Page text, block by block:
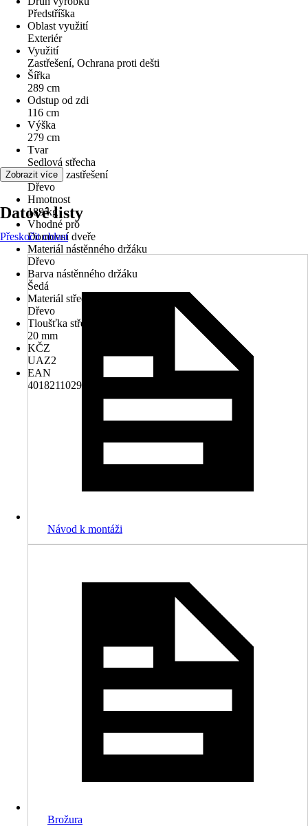
Předstříška
Oblast využití
Exteriér
Využití
Zastřešení, Ochrana proti dešti
Šířka
289 cm
Odstup od zdi
116 cm
Výška
279 cm
Tvar
Sedlová střecha
Materiál zastřešení
Dřevo
Hmotnost
189 kg
Vhodné pro
Domovní dveře
Materiál nástěnného držáku
Dřevo
Barva nástěnného držáku
Šedá
Materiál střechy
Dřevo
Tloušťka střechy
20 mm
KČZ
UAZ2
EAN
4018211029501
Zobrazit více
Datové listy
Přeskočit oblast
Návod k montáži
Brožura